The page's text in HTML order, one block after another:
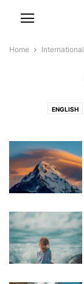
Home International
ENGLISH